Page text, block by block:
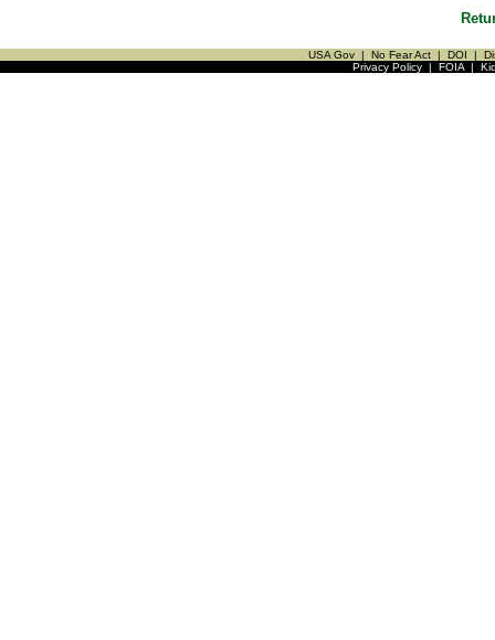
USA Gov | No Fear Act | DOI |
Privacy Policy| FOIA|